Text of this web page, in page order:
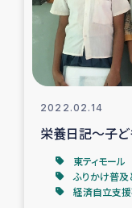
女性の生計
2022.02.14
栄養日記～子
東ティモール
ふりかけ普
経済自立支